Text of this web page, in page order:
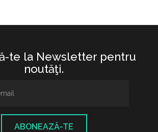
te la Newsletter pentru
noutăţi.
ABONEAZĂ-TE